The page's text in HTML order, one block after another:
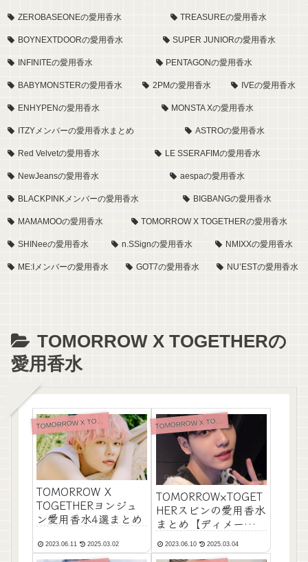
ZEROBASEONEの愛用香水 TREASUREの愛用香水
BOYNEXTDOORの愛用香水 SUPER JUNIORの愛用香水
INFINITEの愛用香水 PENTAGONの愛用香水
BABYMONSTERの愛用香水 2PMの愛用香水 IVEの愛用香水
ENHYPENの愛用香水 MONSTA Xの愛用香水
ITZYメンバーの愛用香水まとめ ASTROの愛用香水
Red Velvetの愛用香水 LE SSERAFIMの愛用香水
NewJeansの愛用香水 aespaの愛用香水
BLACKPINKメンバーの愛用香水 BIGBANGの愛用香水
MAMAMOOの愛用香水 TOMORROW X TOGETHERの愛用香水
SHINeeの愛用香水 n.SSignの愛用香水 NMIXXの愛用香水
ME:Iメンバーの愛用香水 GOT7の愛用香水 NU’ESTの愛用香水
TOMORROW X TOGETHERの
愛用香水
TOMORROW X TOGETHERの愛用香水
TOMORROW X
TOGETHERヨンジュ
ン愛用香水4選まとめ
2023.06.11 2025.03.02
T OMORROW X TOGETHERの愛用香水
TOMORROW×TOGET
HERスビンの愛用香水
まとめ【ディメータ
ー】
2023.06.10 2025.03.04